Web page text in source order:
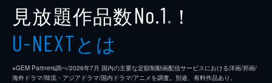
見放題作品数No.1 ※ ！
U-NEXTとは
※GEM Partners調べ/2026年7⽉ 国内の主要な定額制動画配信サービスにおける洋画/邦画/
海外ドラマ/韓流・アジアドラマ/国内ドラマ/アニメを調査。別途、有料作品あり。